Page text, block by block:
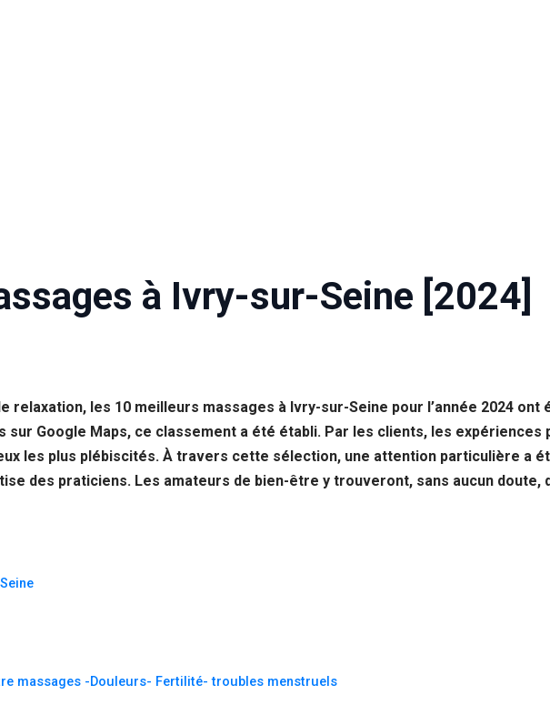
à Ivry-sur-Seine [2024]
relaxation, les 10 meilleurs massages à Ivry-sur-Seine pour l’année 2024
sur Google Maps, ce classement a été établi. Par les clients, les expériences
les plus plébiscités. À travers cette sélection, une attention particulière a
des praticiens. Les amateurs de bien-être y trouveront, sans aucun doute,
massages -Douleurs- Fertilité- troubles menstruels